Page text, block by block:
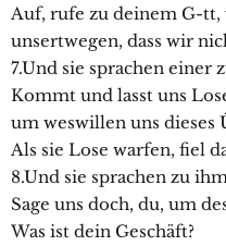
Auf, rufe zu deinem G-
unsertwegen, dass wir
7.Und sie sprachen einer
Kommt und lasst uns
um weswillen uns dieses
Als sie Lose warfen, fiel
8.Und sie sprachen zu
Sage uns doch, du, um
Was ist dein Geschäft?